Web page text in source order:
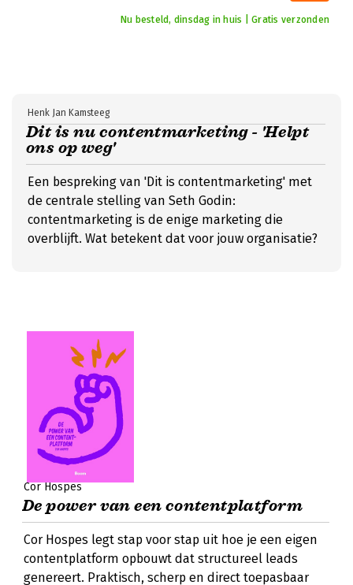
Nu besteld, dinsdag in huis | Gratis verzonden
Dit is nu contentmarketing - 'Helpt
ons op weg'
Henk Jan Kamsteeg
Een bespreking van 'Dit is contentmarketing' met
de centrale stelling van Seth Godin:
contentmarketing is de enige marketing die
overblijft. Wat betekent dat voor jouw organisatie?
Cor Hospes
De power van een contentplatform
Cor Hospes legt stap voor stap uit hoe je een eigen
contentplatform opbouwt dat structureel leads
genereert. Praktisch, scherp en direct toepasbaar